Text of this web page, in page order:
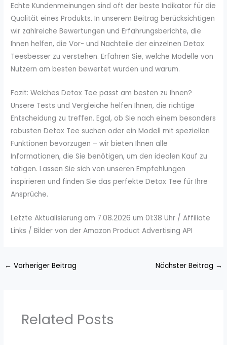
Echte Kundenmeinungen sind oft der beste Indikator für die
Qualität eines Produkts. In unserem Beitrag berücksichtigen
wir zahlreiche Bewertungen und Erfahrungsberichte, die
Ihnen helfen, die Vor- und Nachteile der einzelnen Detox
Teesbesser zu verstehen. Erfahren Sie, welche Modelle von
Nutzern am besten bewertet wurden und warum.
Fazit: Welches Detox Tee passt am besten zu Ihnen?
Unsere Tests und Vergleiche helfen Ihnen, die richtige
Entscheidung zu treffen. Egal, ob Sie nach einem besonders
robusten Detox Tee suchen oder ein Modell mit speziellen
Funktionen bevorzugen – wir bieten Ihnen alle
Informationen, die Sie benötigen, um den idealen Kauf zu
tätigen. Lassen Sie sich von unseren Empfehlungen
inspirieren und finden Sie das perfekte Detox Tee für Ihre
Ansprüche.
Letzte Aktualisierung am 7.08.2026 um 01:38 Uhr / Affiliate
Links / Bilder von der Amazon Product Advertising API
← Vorheriger Beitrag Nächster Beitrag →
Related Posts